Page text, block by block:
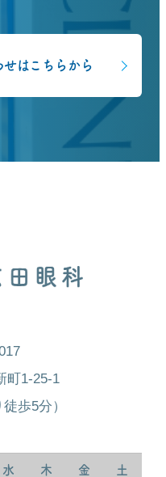
せはこちらから
町1-25-1
歩5分）
水 木 金 土